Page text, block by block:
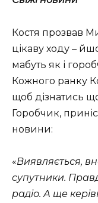
Костя прозвав
цікаву ходу –
мабуть як і
Кожного ранку
щоб дізнатись
Горобчик,
новини:
«Виявляється,
супутники.
радіо. А ще